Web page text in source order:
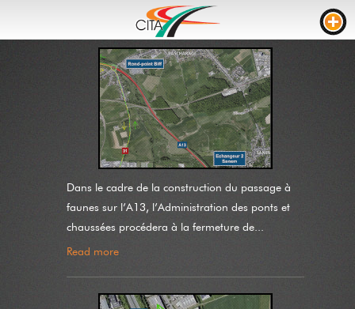
TRAFFIC
WEBCAMS
LIVE STREAM
ROAD WORKS
TRAVEL TIME
TRUCK PARKING
CONTACT US
Dans le cadre de la construction du passage à
faunes sur l’A13, l’Administration des ponts et
chaussées procédera à la fermeture de...
Read more